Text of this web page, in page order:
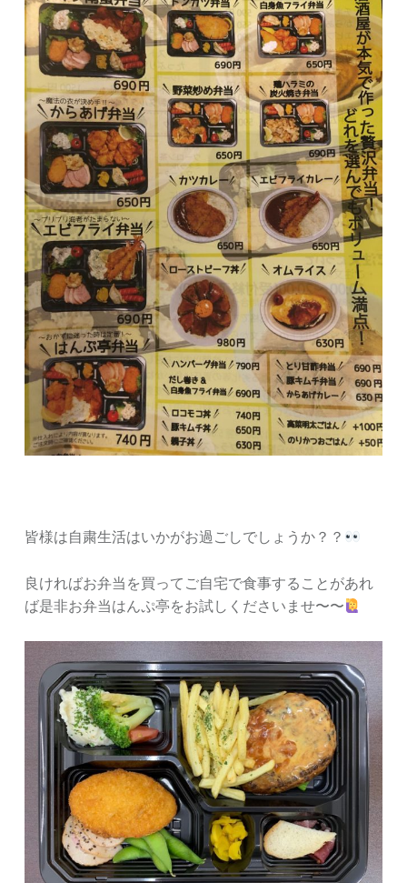
皆様は自粛生活はいかがお過ごしでしょうか？？
良ければお弁当を買ってご自宅で食事することがあれ
ば是非お弁当はんぷ亭をお試しくださいませ〜〜